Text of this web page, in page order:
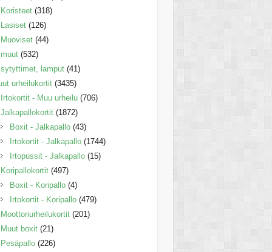
Koristeet (318)
Lasiset (126)
Muoviset (44)
muut (532)
sytyttimet, lamput (41)
urheilukortit (3435)
Irtokortit - Muu urheilu (706)
Jalkapallokortit (1872)
Boxit - Jalkapallo (43)
Irtokortit - Jalkapallo (1744)
Irtopussit - Jalkapallo (15)
Koripallokortit (497)
Boxit - Koripallo (4)
Irtokortit - Koripallo (479)
Moottoriurheilukortit (201)
Muut boxit (21)
Pesäpallo (226)